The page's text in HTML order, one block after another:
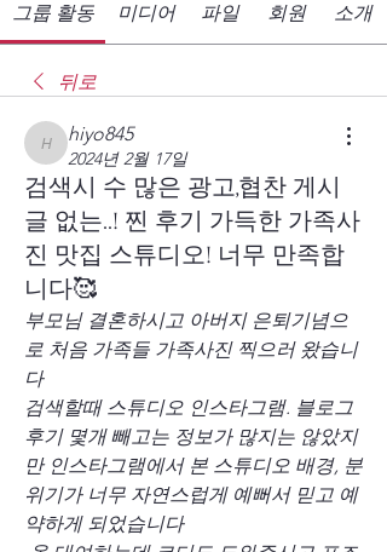
그룹 활동 미디어 파일 회원 소개
뒤로
hiyo845
hiyo845
2024년 2월 17일
검색시 수 많은 광고,협찬 게시
글 없는..! 찐 후기 가득한 가족사
진 맛집 스튜디오! 너무 만족합
니다🥰
부모님 결혼하시고 아버지 은퇴기념으
로 처음 가족들 가족사진 찍으러 왔습니
다
검색할때 스튜디오 인스타그램. 블로그
후기 몇개 빼고는 정보가 많지는 않았지
만 인스타그램에서 본 스튜디오 배경, 분
위기가 너무 자연스럽게 예뻐서 믿고 예
약하게 되었습니다